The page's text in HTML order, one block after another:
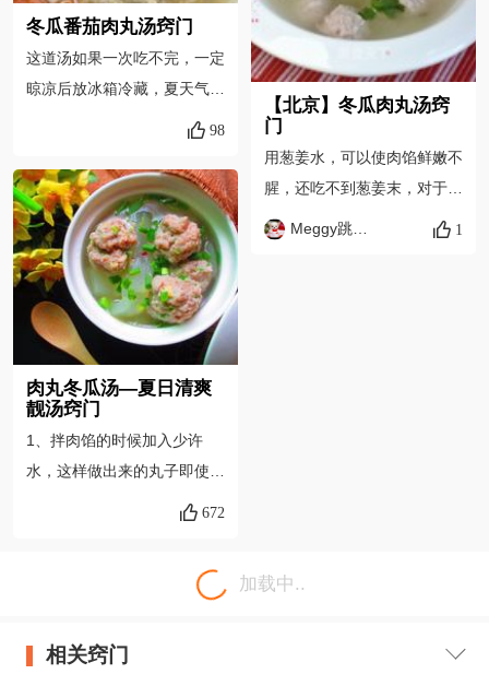
冬瓜番茄肉丸汤窍门
这道汤如果一次吃不完，一定
晾凉后放冰箱冷藏，夏天气温
高，如果放室外容易坏掉。肉
吃起来嫩一点，如果喜欢有嚼
劲的口感，可以不加清水。下
丸子前，将火关小，再下丸
子，否则火大了，丸子容易被
不断翻滚的水冲散掉。
98
肉丸冬瓜汤—夏日清爽
靓汤窍门
1、拌肉馅的时候加入少许
水，这样做出来的丸子即使不
加鸡蛋也很嫩。2、如果没有
一次，使肉糜细腻。4、肉馅
更佳。5、煮冬瓜菜时放入一
672
熟，可以用牙签戳一下，如果
肉丸不熟就会有汁流出来，熟
透的肉丸在煮的过程中就算你
用牙签戳也不会有液体流出来
的。
【北京】冬瓜肉丸汤窍
门
用葱姜水，可以使肉馅鲜嫩不
腥，还吃不到葱姜末，对于挑
剔的小朋友来说是个好方法；
Meggy跳舞的苹果 1
加载中..
相关窍门